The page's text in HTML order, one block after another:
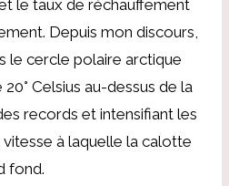
le taux de réchauffement
Depuis mon discours,
le cercle polaire arctique
Celsius au-dessus de la
records et intensifiant les
à laquelle la calotte
fond.